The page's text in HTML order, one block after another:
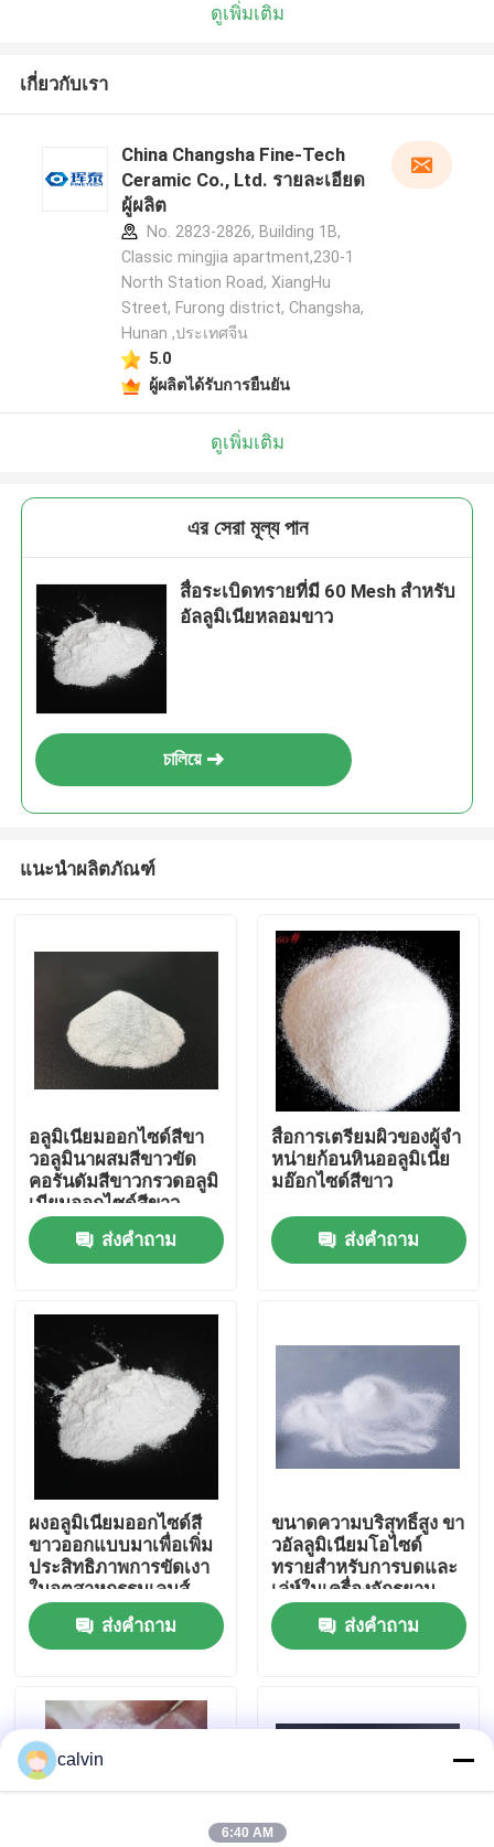
บ้าน
เกี่ยวกับเรา
ทัวร์โรงงาน
ติดต่อเรา
ขออ้าง
สื่อการพ่นเซรามิก
การพ่นลูกปัดเซรามิก
ดูเพิ่มเติม
เกี่ยวกับเรา
China Changsha Fine-Tech
Ceramic Co., Ltd. รายละเอียด
ผู้ผลิต
No. 2823-2826, Building 1B,
Classic mingjia apartment,230-1
North Station Road, XiangHu
Street, Furong district, Changsha,
Hunan ,ประเทศจีน
5.0
ผู้ผลิตได้รับการยืนยัน
ดูเพิ่มเติม
এর সেরা মূল্য পান
สื่อระเบิดทรายที่มี 60 Mesh สําหรับ
อัลลูมิเนียหลอมขาว
চালিয়ে
แนะนำผลิตภัณฑ์
อลูมิเนียมออกไซด์สีขา
วอลูมินาผสมสีขาวขัด
คอรันดัมสีขาวกรวดอลูมิ
เนียมออกไซด์สีขาว
ส่งคำถาม
สื่อการเตรียมผิวของผู้จํา
หน่ายก้อนหินออลูมิเนีย
มอ๊อกไซด์สีขาว
ส่งคำถาม
ผงอลูมิเนียมออกไซด์สี
ขาวออกแบบมาเพื่อเพิ่ม
ประสิทธิภาพการขัดเงา
ในอุตสาหกรรมเลนส์
สายตาและเซมิ
คอนดักเตอร์ส่งคำถาม
ขนาดความบริสุทธิ์สูง ขา
วอัลลูมิเนียมโอไซด์
ทรายสําหรับการบดและ
เล่ห์ในเครื่องจักรยาน
ยนต์และอากาศและ
อิเล็กทรอนิกส์ส่งคำถาม
calvin
6:40 AM